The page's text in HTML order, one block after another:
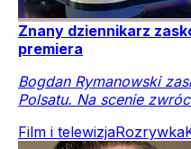
Znany dziennikarz
premiera
Bogdan Rymanowski
Polsatu. Na scenie
Film i telewizjaRozrywka